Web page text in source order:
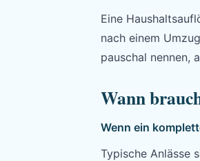
Eine
nach einem
pauschal nennen,
Wann
Wenn ein
Typische Anlässe